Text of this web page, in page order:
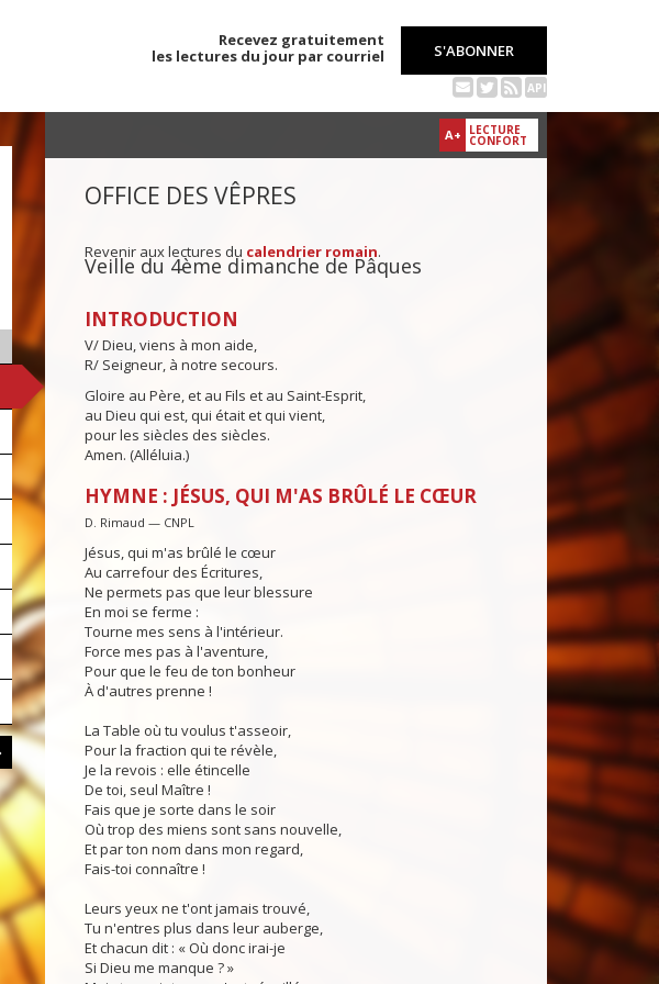
Recevez gratuitement
les lectures du jour par courriel
S'ABONNER
API
A+ LECTURE
CONFORT
OFFICE DES VÊPRES
Revenir aux lectures du calendrier romain.
Veille du 4ème dimanche de Pâques
INTRODUCTION
V/ Dieu, viens à mon aide,
R/ Seigneur, à notre secours.
Gloire au Père, et au Fils et au Saint-Esprit,
au Dieu qui est, qui était et qui vient,
pour les siècles des siècles.
Amen. (Alléluia.)
HYMNE : JÉSUS, QUI M'AS BRÛLÉ LE CŒUR
D. Rimaud — CNPL
Jésus, qui m'as brûlé le cœur
Au carrefour des Écritures,
Ne permets pas que leur blessure
En moi se ferme :
Tourne mes sens à l'intérieur.
Force mes pas à l'aventure,
Pour que le feu de ton bonheur
À d'autres prenne !
La Table où tu voulus t'asseoir,
Pour la fraction qui te révèle,
Je la revois : elle étincelle
De toi, seul Maître !
Fais que je sorte dans le soir
Où trop des miens sont sans nouvelle,
Et par ton nom dans mon regard,
Fais-toi connaître !
Leurs yeux ne t'ont jamais trouvé,
Tu n'entres plus dans leur auberge,
Et chacun dit : « Où donc irai-je
Si Dieu me manque ? »